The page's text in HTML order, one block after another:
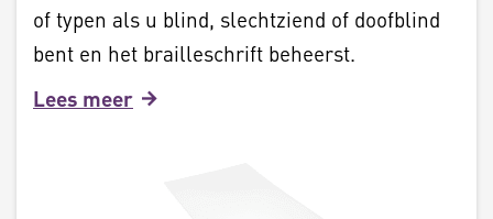
of typen als u blind, slechtziend of doofblind
bent en het brailleschrift beheerst.
Lees meer